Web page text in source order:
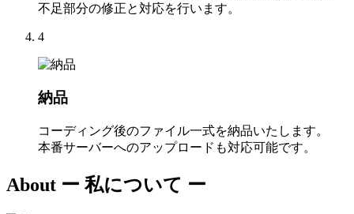
不足部分の修正と対応を行います。
4
納品
コーディング後のファイル一式を納品いたします。
本番サーバーへのアップロードも対応可能です。
About ー 私について ー